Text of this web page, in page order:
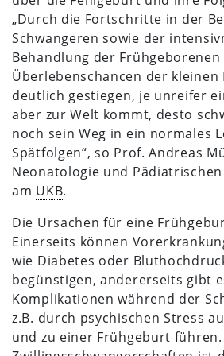
„Durch die Fortschritte in der
Schwangeren sowie der
Behandlung der
Überlebenschancen der kleinen
deutlich gestiegen, je unreifer
aber zur Welt kommt, desto
noch sein Weg in ein normales
Spätfolgen“, so Prof. Andreas
Neonatologie und
am UKB.
Die Ursachen für eine
Einerseits können
wie Diabetes oder
begünstigen, andererseits gibt
Komplikationen während der
z.B. durch psychischen Stress
und zu einer Frühgeburt